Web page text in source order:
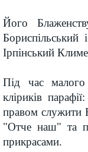
Його
Ірпінський
Під час малого
кліриків
правом служити
"Отче наш" та
прикрасами.